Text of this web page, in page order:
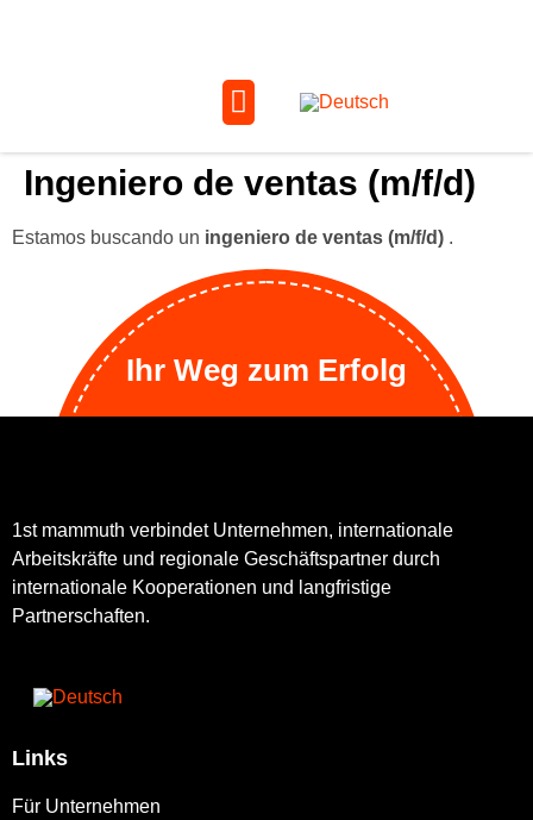
Ingeniero de ventas (m/f/d)
Estamos buscando un ingeniero de ventas (m/f/d) .
Ihr Weg zum Erfolg
1st mammuth verbindet Unternehmen, internationale
Arbeitskräfte und regionale Geschäftspartner durch
internationale Kooperationen und langfristige
Partnerschaften.
Links
Für Unternehmen